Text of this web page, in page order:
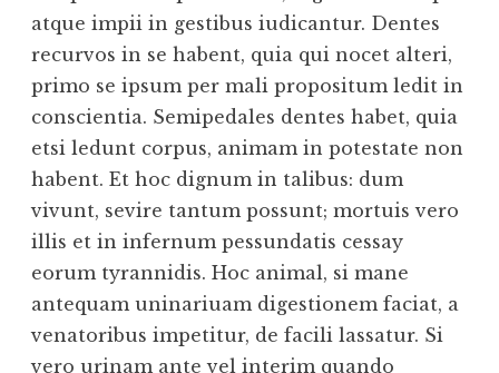
atque impii in gestibus iudicantur. Dentes
recurvos in se habent, quia qui nocet alteri,
primo se ipsum per mali propositum ledit in
conscientia. Semipedales dentes habet, quia
etsi ledunt corpus, animam in potestate non
habent. Et hoc dignum in talibus: dum
vivunt, sevire tantum possunt; mortuis vero
illis et in infernum pessundatis cessay
eorum tyrannidis. Hoc animal, si mane
antequam uninariuam digestionem faciat, a
venatoribus impetitur, de facili lassatur. Si
vero urinam ante vel interim quando